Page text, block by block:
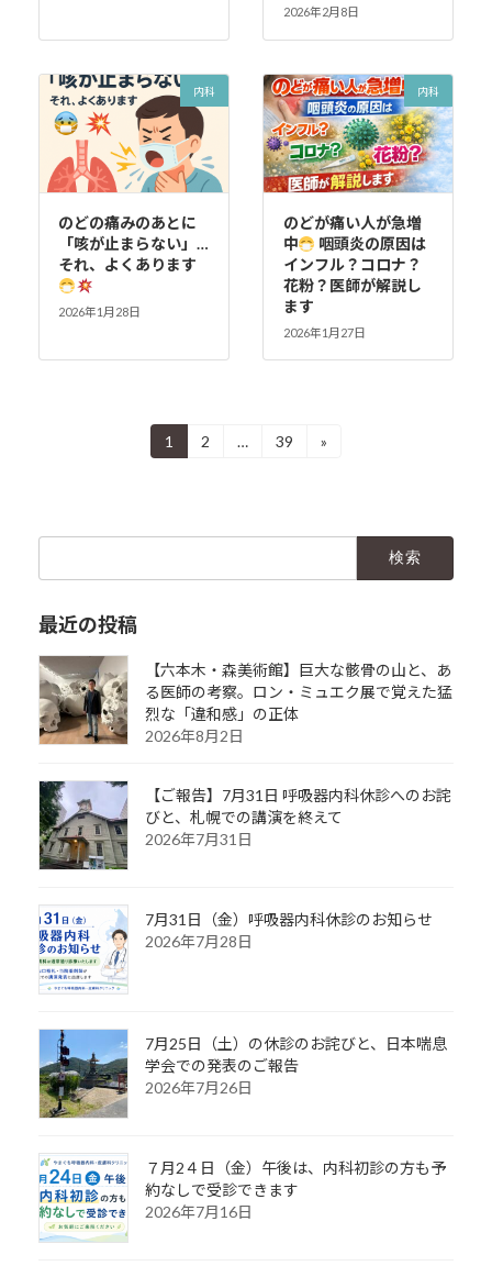
2026年2月8日
内科
のどの痛みのあとに
「咳が止まらない」…
それ、よくあります
2026年1月28日
内科
のどが痛い人が急増
中
咽頭炎の原因は
インフル？コロナ？
花粉？医師が解説し
ます
2026年1月27日
ー
ジ
送
り
固
定
1
固
2 …
固
39 »
最近の投稿
【六本木・森美術館】巨大な骸骨の山と、あ
る医師の考察。ロン・ミュエク展で覚えた猛
烈な「違和感」の正体
2026年8月2日
【ご報告】7月31日 呼吸器内科休診へのお詫
びと、札幌での講演を終えて
2026年7月31日
7月31日（金）呼吸器内科休診のお知らせ
2026年7月28日
7月25日（土）の休診のお詫びと、日本喘息
学会での発表のご報告
2026年7月26日
７月2４日（金）午後は、内科初診の方も予
約なしで受診できます
2026年7月16日